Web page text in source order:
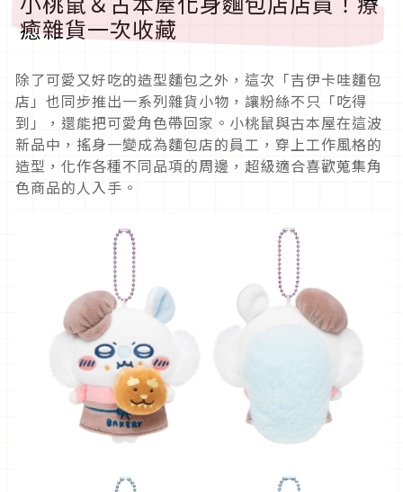
癒雜貨一次收藏
除了可愛又好吃的造型麵包之外，這次「吉伊卡哇麵包
店」也同步推出一系列雜貨小物，讓粉絲不只「吃得
到」，還能把可愛角色帶回家。小桃鼠與古本屋在這波
新品中，搖身一變成為麵包店的員工，穿上工作風格的
造型，化作各種不同品項的周邊，超級適合喜歡蒐集角
色商品的人入手。